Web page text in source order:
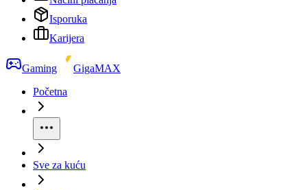
Isporuka
Karijera
Gaming
GigaMAX
Početna
Sve za kuću